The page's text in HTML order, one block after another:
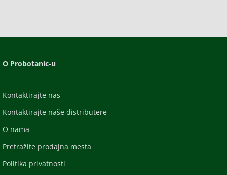
O Probotanic-u
Kontaktirajte nas
Kontaktirajte naše distributere
O nama
Pretražite prodajna mesta
Politika privatnosti